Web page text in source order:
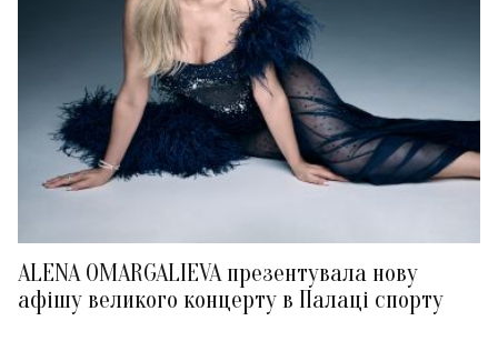
ALENA OMARGALIEVA презентувала нову
афішу великого концерту в Палаці спорту